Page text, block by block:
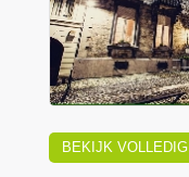
BEKIJK